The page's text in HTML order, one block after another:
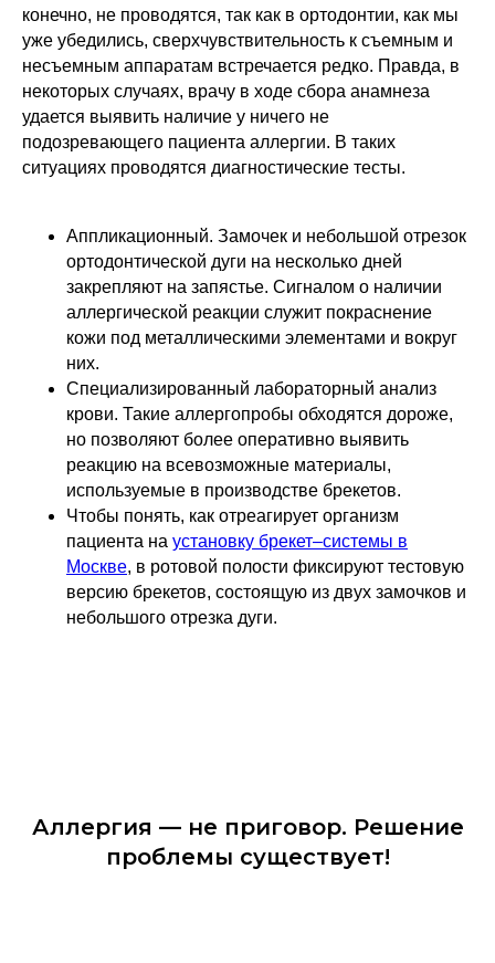
конечно, не проводятся, так как в ортодонтии, как мы
уже убедились, сверхчувствительность к съемным и
несъемным аппаратам встречается редко. Правда, в
некоторых случаях, врачу в ходе сбора анамнеза
удается выявить наличие у ничего не
подозревающего пациента аллергии. В таких
ситуациях проводятся диагностические тесты.
Аппликационный. Замочек и небольшой отрезок
ортодонтической дуги на несколько дней
закрепляют на запястье. Сигналом о наличии
аллергической реакции служит покраснение
кожи под металлическими элементами и вокруг
них.
Специализированный лабораторный анализ
крови. Такие аллергопробы обходятся дороже,
но позволяют более оперативно выявить
реакцию на всевозможные материалы,
используемые в производстве брекетов.
Чтобы понять, как отреагирует организм
пациента на установку брекет–системы в
Москве, в ротовой полости фиксируют тестовую
версию брекетов, состоящую из двух замочков и
небольшого отрезка дуги.
Аллергия — не приговор. Решение
проблемы существует!